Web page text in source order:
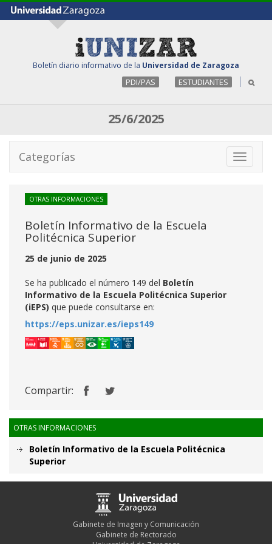
Boletín diario informativo de la Universidad de Zaragoza
PDI/PAS ESTUDIANTES
25/6/2025
Toggle
Categorías
OTRAS INFORMACIONES
Boletín Informativo de la Escuela
Politécnica Superior
25 de junio de 2025
Se ha publicado el número 149 del Boletín
Informativo de la Escuela Politécnica Superior
(iEPS) que puede consultarse en:
https://eps.unizar.es/ieps149
Compartir:
OTRAS INFORMACIONES
Boletín Informativo de la Escuela Politécnica
Superior
Gabinete de Imagen y Comunicación
Gabinete de Rectorado